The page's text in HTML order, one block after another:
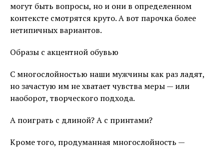
могут быть вопросы, но и они в определенном
контексте смотрятся круто. А вот парочка более
нетипичных вариантов.
Образы с акцентной обувью
С многослойностью наши мужчины как раз ладят,
но зачастую им не хватает чувства меры — или
наоборот, творческого подхода.
А поиграть с длиной? А с принтами?
Кроме того, продуманная многослойность —